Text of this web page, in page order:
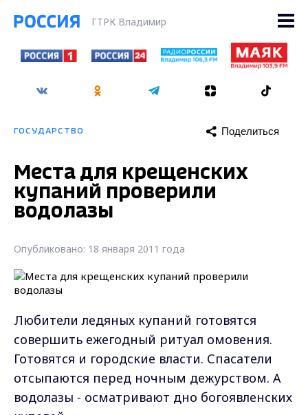
ГТРК Владимир
ГОСУДАРСТВО Поделиться
Места для крещенских
купаний проверили
водолазы
Опубликовано: 18 января 2011 года
Любители ледяных купаний готовятся
совершить ежегодный ритуал омовения.
Готовятся и городские власти. Спасатели
отсыпаются перед ночным дежурством. А
водолазы - осматривают дно богоявленских